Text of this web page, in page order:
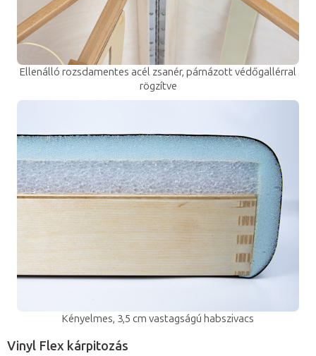
Ellenálló rozsdamentes acél zsanér, párnázott védőgallérral
rögzítve
Kényelmes, 3,5 cm vastagságú habszivacs
Vinyl Flex kárpitozás